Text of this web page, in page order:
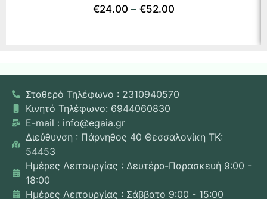
€24.00 – €52.00
Σταθερό Τηλέφωνο : 2310940570
Κινητό Τηλέφωνο: 6944060830
E-mail : info@egaia.gr
Διεύθυνση : Πάρνηθος 40 Θεσσαλονίκη ΤΚ:
54453
Ημέρες Λειτουργίας : Δευτέρα-Παρασκευή 9:00 -
18:00
Ημέρες Λειτουργίας : Σάββατο 9:00 - 15:00